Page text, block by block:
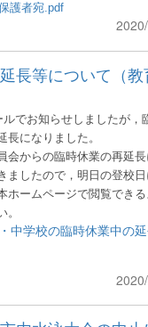
者宛.pdf
長等について（教
でお知らせしましたが，
長になりました。
会からの臨時休業の再延
ましたので，明日の登校日
ホームページで閲覧でき
中学校の臨時休業中の